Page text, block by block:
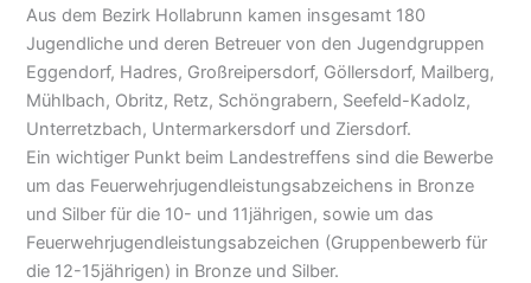
Aus dem Bezirk Hollabrunn kamen insgesamt 180
Jugendliche und deren Betreuer von den Jugendgruppen
Eggendorf, Hadres, Großreipersdorf, Göllersdorf, Mailberg,
Mühlbach, Obritz, Retz, Schöngrabern, Seefeld-Kadolz,
Unterretzbach, Untermarkersdorf und Ziersdorf.
Ein wichtiger Punkt beim Landestreffens sind die Bewerbe
um das Feuerwehrjugendleistungsabzeichens in Bronze
und Silber für die 10- und 11jährigen, sowie um das
Feuerwehrjugendleistungsabzeichen (Gruppenbewerb für
die 12-15jährigen) in Bronze und Silber.